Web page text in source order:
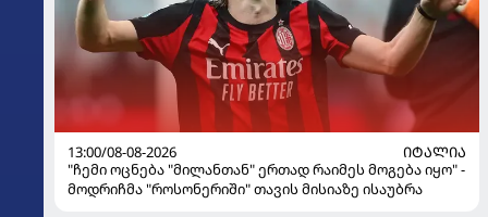
13:00/08-08-2026
ᲘᲢᲐᲚᲘᲐ
"ჩემი ოცნება "მილანთან" ერთად რაიმეს მოგება იყო" -
მოდრიჩმა "როსონერიში" თავის მისიაზე ისაუბრა